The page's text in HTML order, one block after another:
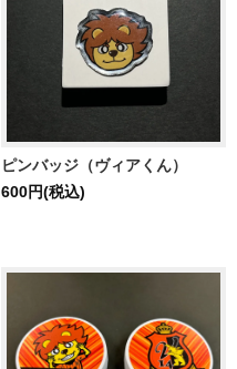
ピンバッジ（ヴィアくん）
600円(税込)